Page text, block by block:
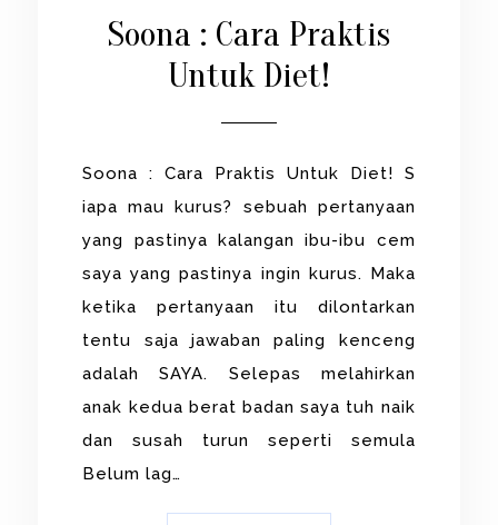
Soona : Cara Praktis
Untuk Diet!
Soona : Cara Praktis Untuk Diet! S
iapa mau kurus? sebuah pertanyaan
yang pastinya kalangan ibu-ibu cem
saya yang pastinya ingin kurus. Maka
ketika pertanyaan itu dilontarkan
tentu saja jawaban paling kenceng
adalah SAYA. Selepas melahirkan
anak kedua berat badan saya tuh naik
dan susah turun seperti semula
Belum lag…